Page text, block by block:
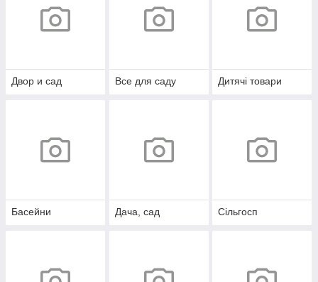
Двор и сад Все для саду Дитячі товари
Басейни Дача, сад Сільгосп